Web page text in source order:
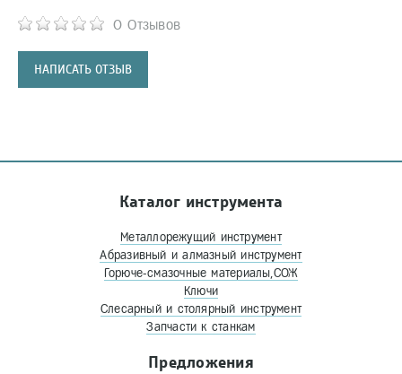
0 Отзывов
НАПИСАТЬ ОТЗЫВ
Каталог инструмента
Металлорежущий инструмент
Абразивный и алмазный инструмент
Горюче-смазочные материалы,СОЖ
Ключи
Слесарный и столярный инструмент
Запчасти к станкам
Предложения